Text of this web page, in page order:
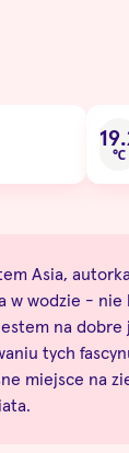
℃
Asia,
w wodzie - nie
na dobre
tych
miejsce na